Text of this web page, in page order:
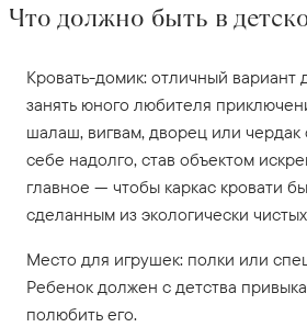
Что должно быть в
Кровать-домик: отличный вариант
занять юного любителя
шалаш, вигвам, дворец или чердак
себе надолго, став объектом
главное — чтобы каркас кровати
сделанным из экологически
Место для игрушек: полки или
Ребенок должен с детства
полюбить его.